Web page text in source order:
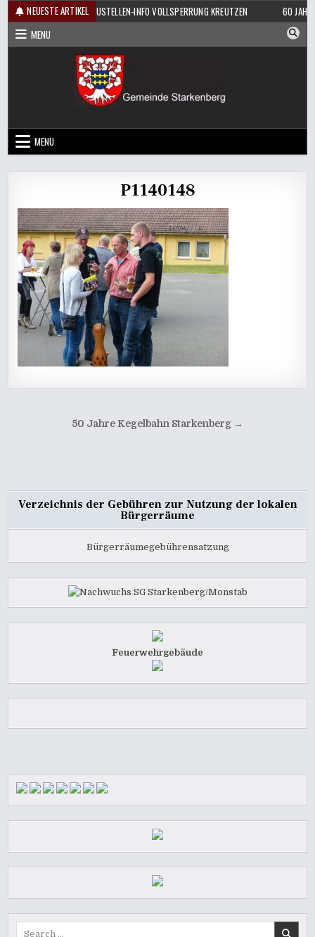
Skip
content
NEUESTE ARTIKELBAUSTELLEN-INFO VOLLSPERRUNG KREUTZEN
60
MENU
MENU
P1140148
Beitragsnavigation
50 Jahre Kegelbahn Starkenberg →
Verzeichnis der Gebühren zur Nutzung der lokalen
Bürgerräume
Bürgerräumegebührensatzung
Feuerwehrgebäude